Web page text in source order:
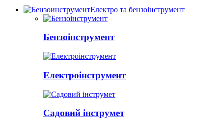
Електро та бензоінструмент
Бензоінструмент
Електроінструмент
Садовий інструмет